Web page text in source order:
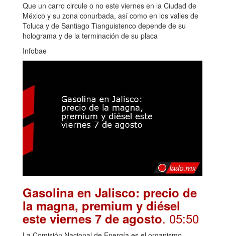
Que un carro circule o no este viernes en la Ciudad de
México y su zona conurbada, así como en los valles de
Toluca y de Santiago Tianguistenco depende de su
holograma y de la terminación de su placa
Infobae
Gasolina en Jalisco: precio de
la magna, premium y diésel
este viernes 7 de agosto. 05:50